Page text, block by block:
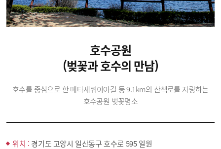
호수공원
(벚꽃과 호수의 만남)
호수를 중심으로 한 메타세쿼이아길 등 9.1km의 산책로를 자랑하는
호수공원 벚꽃명소
위치 : 경기도 고양시 일산동구 호수로 595 일원